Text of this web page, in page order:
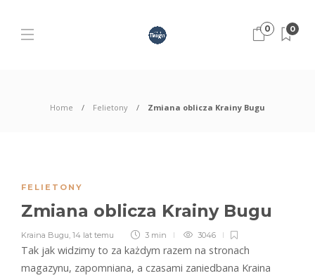
0 0
Home Felietony Zmiana oblicza Krainy Bugu
FELIETONY
Zmiana oblicza Krainy Bugu
Kraina Bugu, 14 lat temu 3 min 3046
Tak jak widzimy to za każdym razem na stronach
magazynu, zapomniana, a czasami zaniedbana Kraina